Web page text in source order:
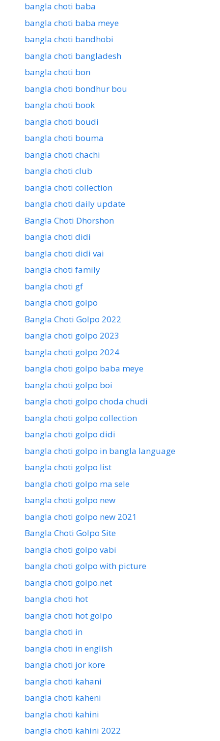
bangla choti baba
bangla choti baba meye
bangla choti bandhobi
bangla choti bangladesh
bangla choti bon
bangla choti bondhur bou
bangla choti book
bangla choti boudi
bangla choti bouma
bangla choti chachi
bangla choti club
bangla choti collection
bangla choti daily update
Bangla Choti Dhorshon
bangla choti didi
bangla choti didi vai
bangla choti family
bangla choti gf
bangla choti golpo
Bangla Choti Golpo 2022
bangla choti golpo 2023
bangla choti golpo 2024
bangla choti golpo baba meye
bangla choti golpo boi
bangla choti golpo choda chudi
bangla choti golpo collection
bangla choti golpo didi
bangla choti golpo in bangla language
bangla choti golpo list
bangla choti golpo ma sele
bangla choti golpo new
bangla choti golpo new 2021
Bangla Choti Golpo Site
bangla choti golpo vabi
bangla choti golpo with picture
bangla choti golpo.net
bangla choti hot
bangla choti hot golpo
bangla choti in
bangla choti in english
bangla choti jor kore
bangla choti kahani
bangla choti kaheni
bangla choti kahini
bangla choti kahini 2022